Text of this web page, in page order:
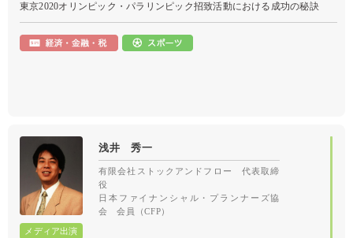
東京2020オリンピック・パラリンピック招致活動における成功の秘訣
浅井 秀一
有限会社ストックアンドフロー 代表取締
役
日本ファイナンシャル・プランナーズ協
会 会員（CFP）